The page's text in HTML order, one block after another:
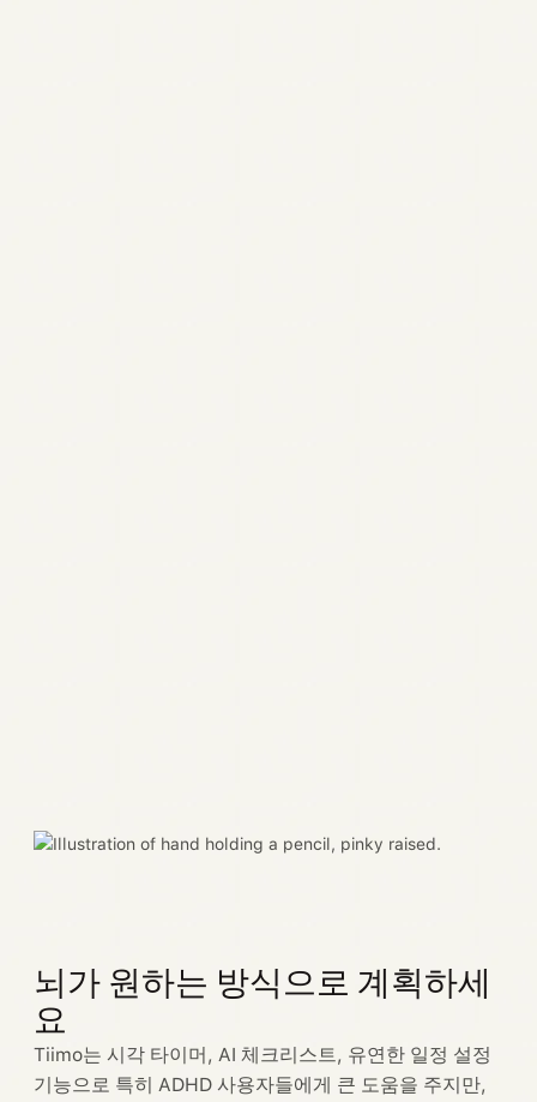
뇌가 원하는 방식으로 계획하세
요
Tiimo는 시각 타이머, AI 체크리스트, 유연한 일정 설정
기능으로 특히 ADHD 사용자들에게 큰 도움을 주지만,